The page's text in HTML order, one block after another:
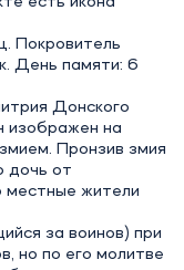
Покровитель
День памяти: 6
Донского
изображен на
Пронзив змия
дочь от
местные жители
за воинов) при
но по его молитве